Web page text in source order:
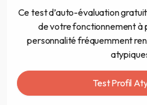
Ce test d’auto-évaluation
de votre fonctionnement à
personnalité fréquemment
Test Profil